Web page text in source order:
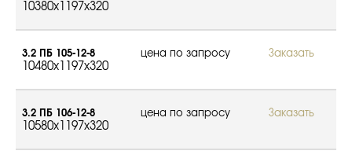
10380x1197x320
3.2 ПБ 105-12-8
10480x1197x320
цена по запросу Заказать
3.2 ПБ 106-12-8
10580x1197x320
цена по запросу Заказать